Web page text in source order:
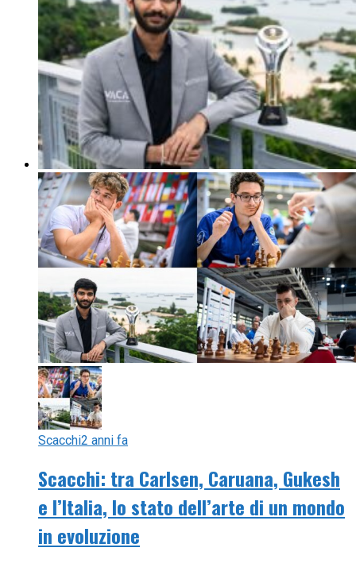
Scacchi2 anni fa
Scacchi: tra Carlsen, Caruana, Gukesh
e l’Italia, lo stato dell’arte di un mondo
in evoluzione